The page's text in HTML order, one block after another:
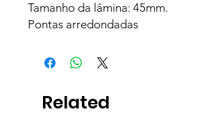
Tamanho da lâmina: 45mm.
Pontas arredondadas
Related